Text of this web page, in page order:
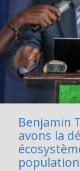
Benjamin
avons la